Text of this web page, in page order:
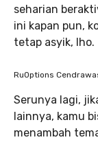
seharian
ini kapan pun,
tetap asyik, lho.
RuOptions
Serunya lagi,
lainnya, kamu
menambah